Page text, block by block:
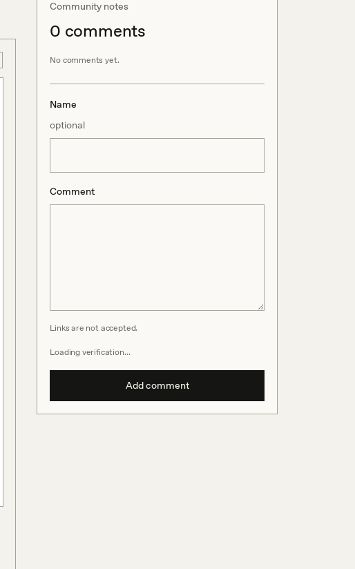
Community notes
0 comments
No comments yet.
Name
optional
Comment
Links are not accepted.
Loading verification…
Add comment